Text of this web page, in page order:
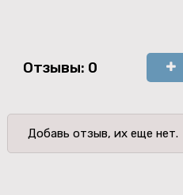
Отзывы: 0
Добавь отзыв, их еще нет.